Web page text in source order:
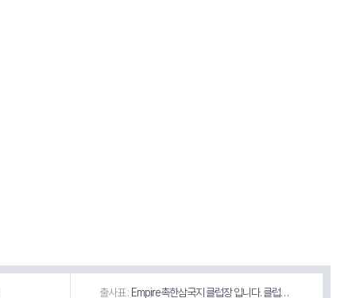
출사표 : Empire촉한삼국지 클럽장 입니다. 클럽원 모집합니다. 많은 지원부탁드려요